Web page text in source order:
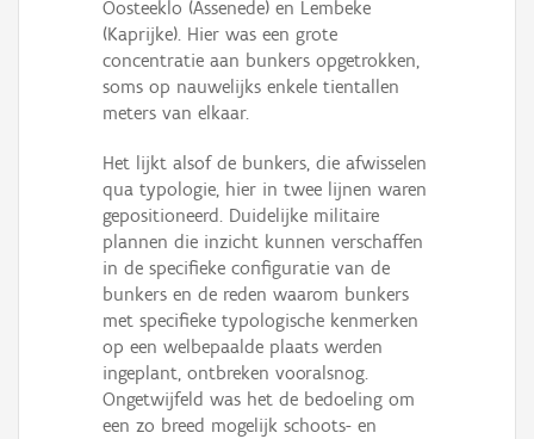
Oosteeklo (Assenede) en Lembeke
(Kaprijke). Hier was een grote
concentratie aan bunkers opgetrokken,
soms op nauwelijks enkele tientallen
meters van elkaar.
Het lijkt alsof de bunkers, die afwisselen
qua typologie, hier in twee lijnen waren
gepositioneerd. Duidelijke militaire
plannen die inzicht kunnen verschaffen
in de specifieke configuratie van de
bunkers en de reden waarom bunkers
met specifieke typologische kenmerken
op een welbepaalde plaats werden
ingeplant, ontbreken vooralsnog.
Ongetwijfeld was het de bedoeling om
een zo breed mogelijk schoots- en